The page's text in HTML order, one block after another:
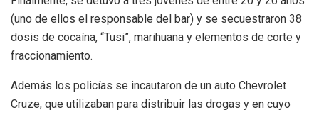
(uno de ellos el responsable del bar) y se secuestraron 38
dosis de cocaína, “Tusi”, marihuana y elementos de corte y
fraccionamiento.
Además los policías se incautaron de un auto Chevrolet
Cruze, que utilizaban para distribuir las drogas y en cuyo